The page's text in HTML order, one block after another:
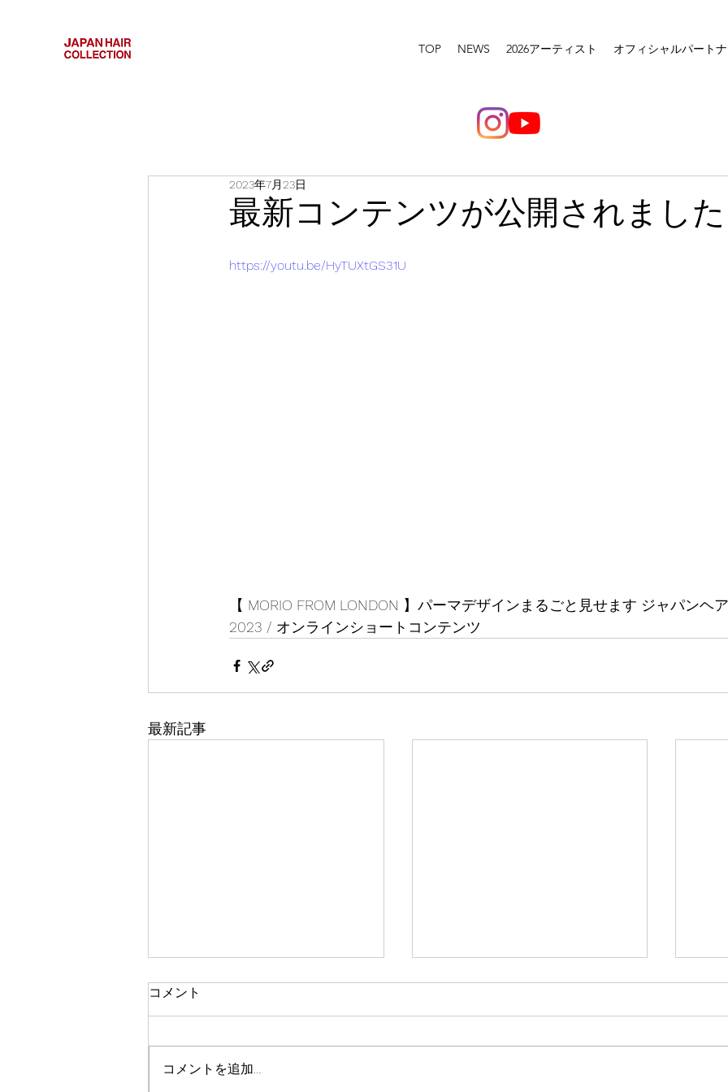
TOP NEWS 2026アーティスト オフィシャルパート
最新コンテンツが公開されました
2023年7月23日
https://youtu.be/HyTUXtGS31U
【 MORIO FROM LONDON 】パーマデザインまるごと見せます ジャパンヘ
2023 / オンラインショートコンテンツ
最新記事
コメント
コメントを追加…